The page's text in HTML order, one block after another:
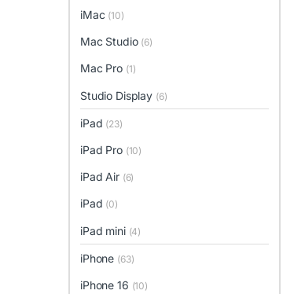
iMac (10)
Mac Studio (6)
Mac Pro (1)
Studio Display (6)
iPad (23)
iPad Pro (10)
iPad Air (6)
iPad (0)
iPad mini (4)
iPhone (63)
iPhone 16 (10)